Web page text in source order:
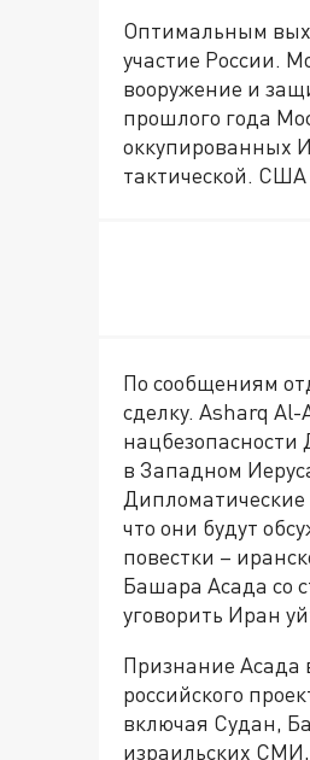
Оптимальным
участие России.
вооружение и
прошлого года
оккупированных
тактической.
По сообщениям
сделку. Asharq
нацбезопасности
в Западном
Дипломатические
что они будут
повестки –
Башара Асада со
уговорить Иран
Признание Асада
российского
включая Судан,
израильских